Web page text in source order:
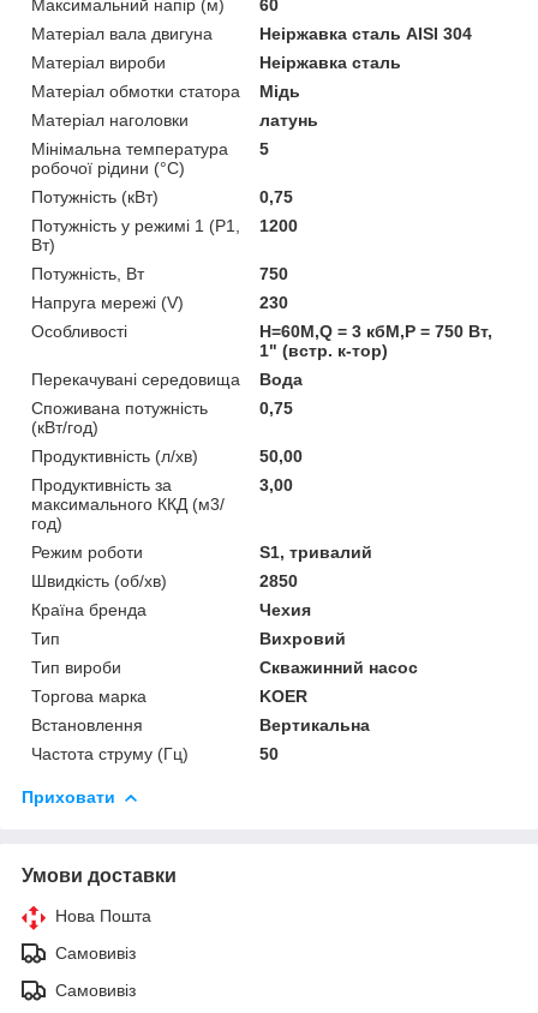
Максимальний напір (м)
60
Матеріал вала двигуна
Неіржавка сталь AISI 304
Матеріал вироби
Неіржавка сталь
Матеріал обмотки статора
Мідь
Матеріал наголовки
латунь
Мінімальна температура
робочої рідини (°C)
5
Потужність (кВт)
0,75
Потужність у режимі 1 (P1,
Вт)
1200
Потужність, Вт
750
Напруга мережі (V)
230
Особливості
Н=60М,Q = 3 кбМ,P = 750 Вт,
1" (встр. к-тор)
Перекачувані середовища
Вода
Споживана потужність
(кВт/год)
0,75
Продуктивність (л/хв)
50,00
Продуктивність за
максимального ККД (м3/
год)
3,00
Режим роботи
S1, тривалий
Швидкість (об/хв)
2850
Країна бренда
Чехия
Тип
Вихровий
Тип вироби
Скважинний насос
Торгова марка
KOER
Встановлення
Вертикальна
Частота струму (Гц)
50
Приховати
Умови доставки
Нова Пошта
Самовивіз
Самовивіз